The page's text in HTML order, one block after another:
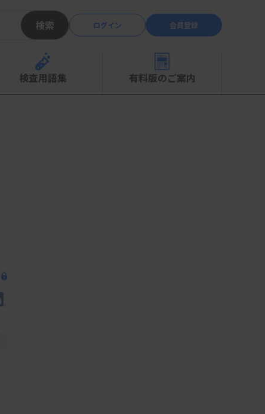
検索 ログイン 会員登録
検査用語集 有料版のご案内